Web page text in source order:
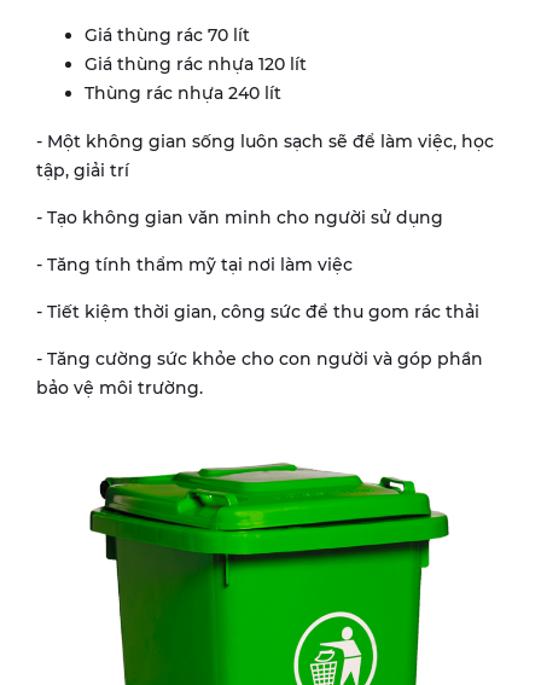
Giá thùng rác 70 lít
Giá thùng rác nhựa 120 lít
Thùng rác nhựa 240 lít
- Một không gian sống luôn sạch sẽ để làm việc, học
tập, giải trí
- Tạo không gian văn minh cho người sử dụng
- Tăng tính thẩm mỹ tại nơi làm việc
- Tiết kiệm thời gian, công sức để thu gom rác thải
- Tăng cường sức khỏe cho con người và góp phần
bảo vệ môi trường.